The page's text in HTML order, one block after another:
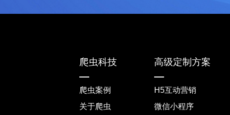
爬虫科技
爬虫案例
关于爬虫
高级定制方案
H5互动营销
微信小程序